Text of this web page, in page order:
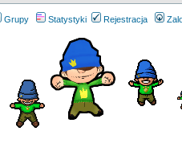
Grupy Statystyki Rejestracja